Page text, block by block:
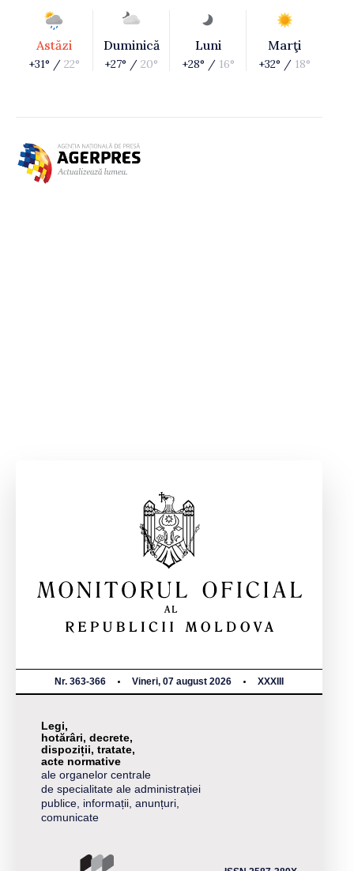
Astăzi
+31° / 22°
Duminică
+27° / 20°
Luni
+28° / 16°
Marţi
+32° / 18°
Nr. 363-366 Vineri, 07 august 2026 XXXIII
Legi,
hotărâri, decrete,
dispoziții, tratate,
acte normative
ale organelor centrale
de specialitate ale administrației
publice, informații, anunțuri,
comunicate